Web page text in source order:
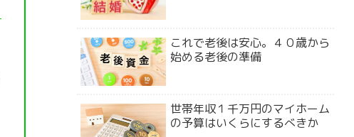
これで老後は安心。４０歳から
始める老後の準備
世帯年収１千万円のマイホーム
の予算はいくらにするべきか